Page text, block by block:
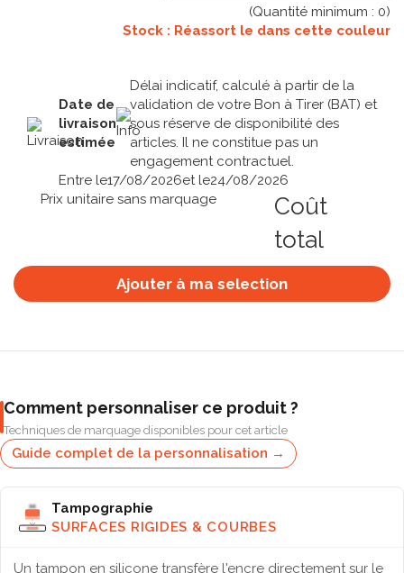
(Quantité minimum : 0)
Stock : Réassort le dans cette couleur
Date de
livraison
estimée
Délai indicatif, calculé à partir de la
validation de votre Bon à Tirer (BAT) et
sous réserve de disponibilité des
articles. Il ne constitue pas un
engagement contractuel.
Entre le17/08/2026et le24/08/2026
Prix unitaire sans marquage
Coût
total
Ajouter à ma selection
Comment personnaliser ce produit ?
Techniques de marquage disponibles pour cet article
Guide complet de la personnalisation →
Tampographie
SURFACES RIGIDES & COURBES
Un tampon en silicone transfère l'encre directement sur le